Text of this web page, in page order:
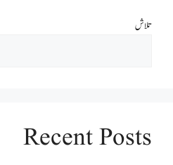
تلاش
Recent Posts